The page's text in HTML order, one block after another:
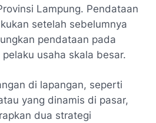
Lampung. Pendataan
setelah sebelumnya
pendataan pada
usaha skala besar.
di lapangan, seperti
yang dinamis di pasar,
dua strategi